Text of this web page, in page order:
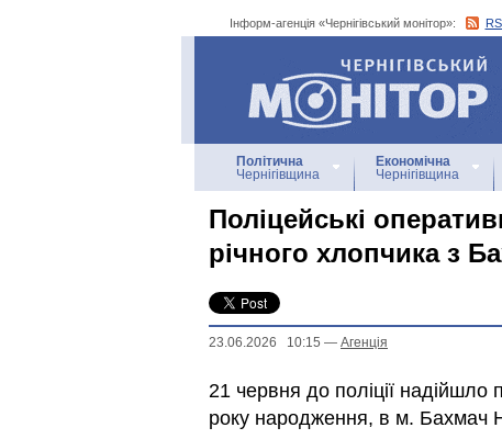
Інформ-агенція «Чернігівський монітор»:
Інформ-агенція
«Чернігівський монітор»
Політична
Чернігівщина
Економічна
Чернігівщина
Поліцейські
річного хлопчика з
23.06.2026 10:15 — Агенцiя
21 червня до поліції
року народження, в м. Бахмач